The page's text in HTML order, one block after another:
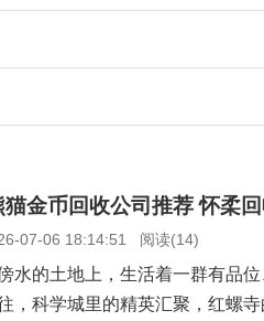
金币回收公司推荐 怀柔
07-06 18:14:51 阅读(14)
水的土地上，生活着一群有品
，科学城里的精英汇聚，红螺